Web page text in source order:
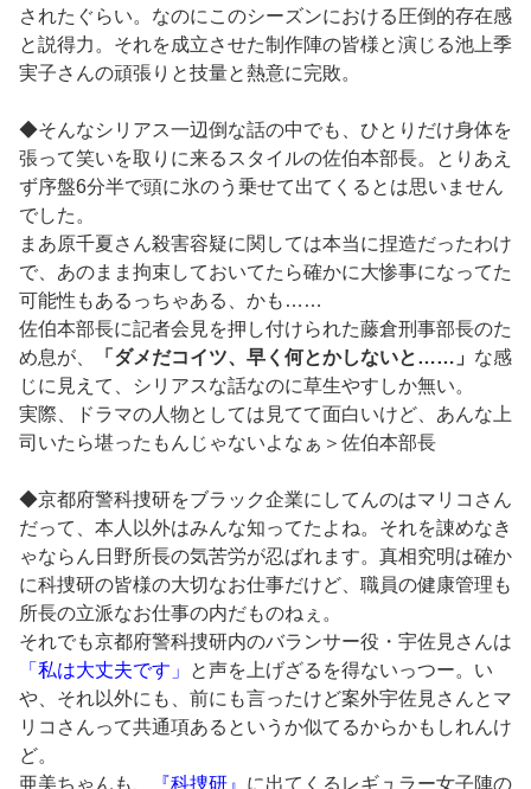
されたぐらい。なのにこのシーズンにおける圧倒的存在感
と説得力。それを成立させた制作陣の皆様と演じる池上季
実子さんの頑張りと技量と熱意に完敗。
◆そんなシリアス一辺倒な話の中でも、ひとりだけ身体を
張って笑いを取りに来るスタイルの佐伯本部長。とりあえ
ず序盤6分半で頭に氷のう乗せて出てくるとは思いません
でした。
まあ原千夏さん殺害容疑に関しては本当に捏造だったわけ
で、あのまま拘束しておいてたら確かに大惨事になってた
可能性もあるっちゃある、かも……
佐伯本部長に記者会見を押し付けられた藤倉刑事部長のた
め息が、
「ダメだコイツ、早く何とかしないと……」 な感
じに見えて、シリアスな話なのに草生やすしか無い。
実際、ドラマの人物としては見てて面白いけど、あんな上
司いたら堪ったもんじゃないよなぁ＞佐伯本部長
◆京都府警科捜研をブラック企業にしてんのはマリコさん
だって、本人以外はみんな知ってたよね。それを諌めなき
ゃならん日野所長の気苦労が忍ばれます。真相究明は確か
に科捜研の皆様の大切なお仕事だけど、職員の健康管理も
所長の立派なお仕事の内だものねぇ。
それでも京都府警科捜研内のバランサー役・宇佐見さんは
「私は大丈夫です」
と声を上げざるを得ないっつー。い
や、それ以外にも、前にも言ったけど案外宇佐見さんとマ
リコさんって共通項あるというか似てるからかもしれんけ
ど。
亜美ちゃんも、
『科捜研』 に出てくるレギュラー女子陣の